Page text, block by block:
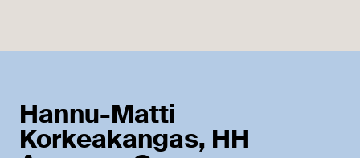
Hannu-Matti
Korkeakangas, HH